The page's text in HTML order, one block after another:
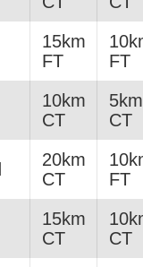
15km
FT
FT
10km
CT
5km
CT
20km
CT
FT
15km
CT
CT